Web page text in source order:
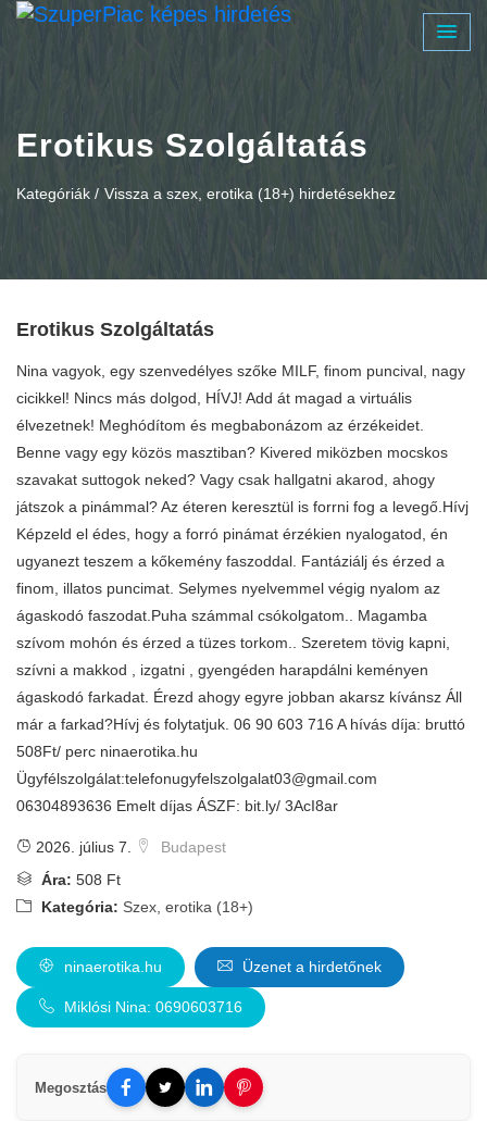
Erotikus Szolgáltatás
Kategóriák / Vissza a szex, erotika (18+) hirdetésekhez
Erotikus Szolgáltatás
Nina vagyok, egy szenvedélyes szőke MILF, finom puncival, nagy
cicikkel! Nincs más dolgod, HÍVJ! Add át magad a virtuális
élvezetnek! Meghódítom és megbabonázom az érzékeidet.
Benne vagy egy közös masztiban? Kivered miközben mocskos
szavakat suttogok neked? Vagy csak hallgatni akarod, ahogy
játszok a pinámmal? Az éteren keresztül is forrni fog a levegő.Hívj
Képzeld el édes, hogy a forró pinámat érzékien nyalogatod, én
ugyanezt teszem a kőkemény faszoddal. Fantáziálj és érzed a
finom, illatos puncimat. Selymes nyelvemmel végig nyalom az
ágaskodó faszodat.Puha számmal csókolgatom.. Magamba
szívom mohón és érzed a tüzes torkom.. Szeretem tövig kapni,
szívni a makkod , izgatni , gyengéden harapdálni keményen
ágaskodó farkadat. Érezd ahogy egyre jobban akarsz kívánsz Áll
már a farkad?Hívj és folytatjuk. 06 90 603 716 A hívás díja: bruttó
508Ft/ perc ninaerotika.hu
Ügyfélszolgálat:telefonugyfelszolgalat03@gmail.com
06304893636 Emelt díjas ÁSZF: bit.ly/ 3AcI8ar
2026. július 7.
Budapest
Ára: 508 Ft
Kategória: Szex, erotika (18+)
ninaerotika.hu Üzenet a hirdetőnek
Miklósi Nina: 0690603716
Megosztás